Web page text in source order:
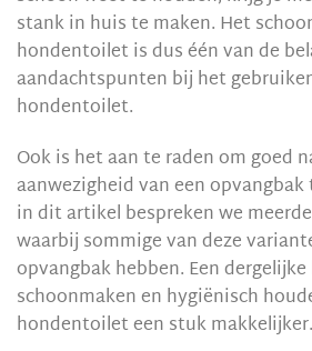
stank in huis te maken. Het
hondentoilet is dus één van de
aandachtspunten bij het
hondentoilet.
Ook is het aan te raden om goed
aanwezigheid van een
in dit artikel bespreken we
waarbij sommige van deze
opvangbak hebben. Een
schoonmaken en hygiënisch
hondentoilet een stuk makkelijker.